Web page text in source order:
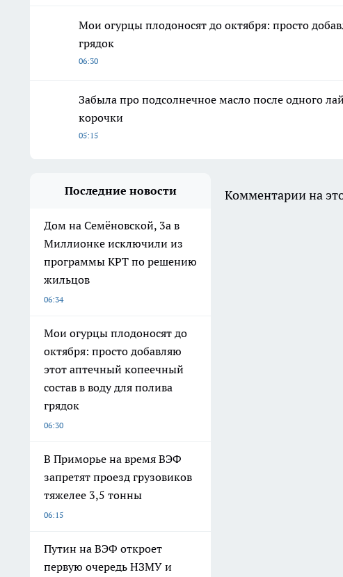
Мои огурцы плодоносят до октября: просто
грядок
06:30
Забыла про подсолнечное масло после одного
корочки
05:15
Последние новости
Дом на Семёновской, 3а в
Миллионке исключили из
программы КРТ по решению
жильцов
06:34
Мои огурцы плодоносят до
октября: просто добавляю
этот аптечный копеечный
состав в воду для полива
грядок
06:30
В Приморье на время ВЭФ
запретят проезд грузовиков
тяжелее 3,5 тонны
06:15
Путин на ВЭФ откроет
первую очередь НЗМУ и
Комментарии на